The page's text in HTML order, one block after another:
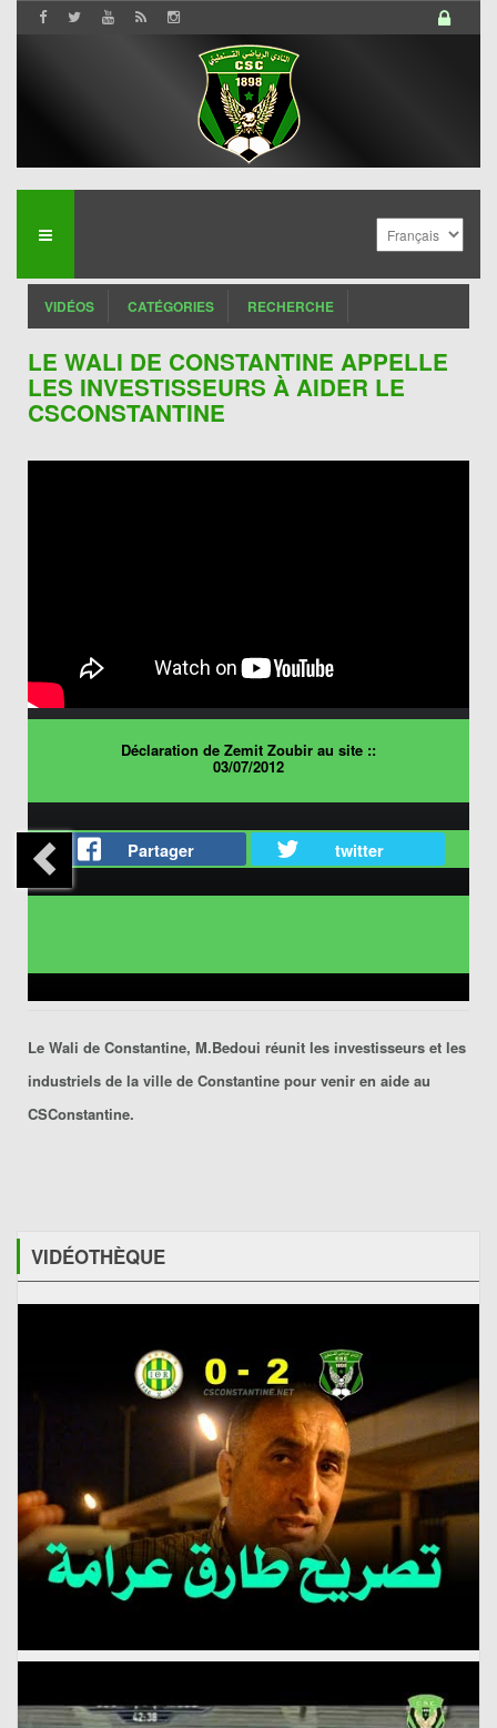
VIDÉOS CATÉGORIES RECHERCHE
LE WALI DE CONSTANTINE APPELLE
LES INVESTISSEURS À AIDER LE
CSCONSTANTINE
Déclaration de Zemit Zoubir au site ::
03/07/2012
Partager twitter
Le Wali de Constantine, M.Bedoui réunit les investisseurs et les
industriels de la ville de Constantine pour venir en aide au
CSConstantine.
VIDÉOTHÈQUE